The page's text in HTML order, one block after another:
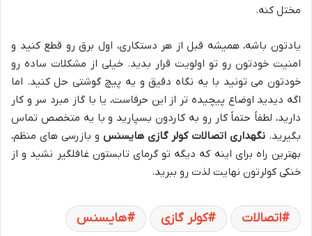
مختل کنه.
یادتون باشه، همیشه قبل از هر دستکاری، اول برق رو قطع کنید و
امنیت خودتون رو تو اولویت قرار بدید. خیلی از مشکلات ساده رو
خودتون می تونید با یه نگاه دقیق و یه پیچ گوشتی حل کنید. اما
اگه دیدید اوضاع پیچیده تر از این حرفاست، یا با گاز مبرد سر و کار
دارید، لطفاً حتماً کار رو به کاردون بسپارید و با یه متخصص تماس
بگیرید. نگهداری اتصالات کولر گازی هایسنس و بازرسی های منظم،
بهترین راه برای اینه که دیگه تو گرمای تابستون غافلگیر نشید و از
خنکی کولرتون نهایت لذت رو ببرید.
اتصالات کولر گازی هایسنس